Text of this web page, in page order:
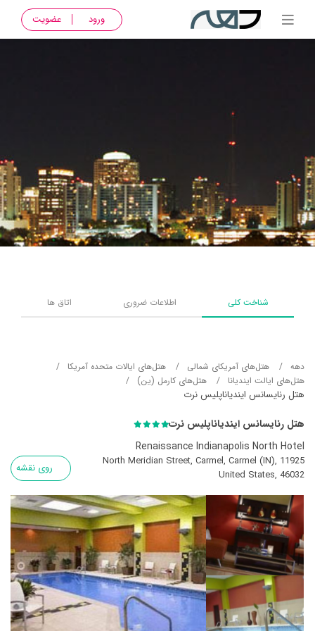
ورود عضویت
شناخت کلی اطلاعات ضروری اتاق ها
دهه هتل‌های آمریکای شمالی
هتل‌های ایالات متحده آمریکا
هتل‌های ایالت ایندیانا
هتل‌های کارمل (ین)
هتل رنایسانس ایندیاناپلیس نرت
هتل رنایسانس ایندیاناپلیس نرت
Renaissance Indianapolis North Hotel
11925 North Meridian Street, Carmel, Carmel (IN),
United States, 46032
روی نقشه